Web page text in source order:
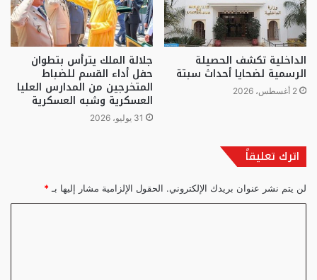
الداخلية تكشف الحصيلة
الرسمية لضحايا أحداث سبتة
2 أغسطس، 2026
جلالة الملك يترأس بتطوان
حفل أداء القسم للضباط
المتخرجين من المدارس العليا
العسكرية وشبه العسكرية
31 يوليو، 2026
اترك تعليقاً
لن يتم نشر عنوان بريدك الإلكتروني. الحقول الإلزامية مشار إليها بـ *